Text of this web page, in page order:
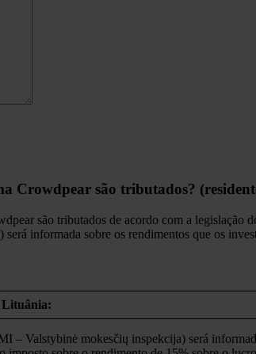
Crowdpear são tributados?
são tributados de acordo com a
informada sobre os rendimentos que os
Lituânia:
– Valstybinė mokesčių inspekcija) será